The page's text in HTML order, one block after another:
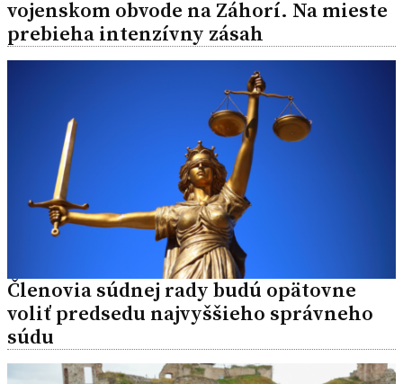
vojenskom obvode na Záhorí. Na mieste
prebieha intenzívny zásah
Členovia súdnej rady budú opätovne
voliť predsedu najvyššieho správneho
súdu